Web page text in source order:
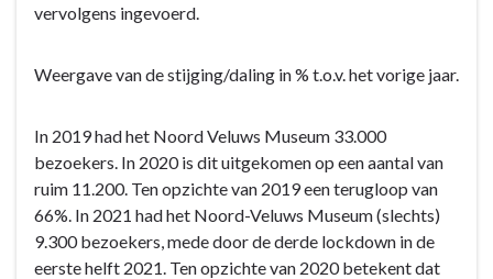
vervolgens ingevoerd.
Weergave van de stijging/daling in % t.o.v. het vorige jaar.
In 2019 had het Noord Veluws Museum 33.000
bezoekers. In 2020 is dit uitgekomen op een aantal van
ruim 11.200. Ten opzichte van 2019 een terugloop van
66%. In 2021 had het Noord-Veluws Museum (slechts)
9.300 bezoekers, mede door de derde lockdown in de
eerste helft 2021. Ten opzichte van 2020 betekent dat